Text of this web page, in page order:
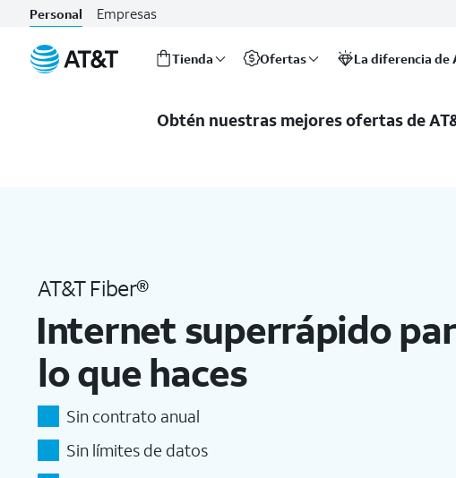
Personal Empresas
Tienda Ofertas La diferencia de
AT&T Fiber vs. Google Fiber: compara velocidades, precios y más | AT&T
Obtén nuestras mejores ofertas de
AT&T Fiber®
Internet superrápido
lo que haces
Sin contrato anual
Sin límites de datos